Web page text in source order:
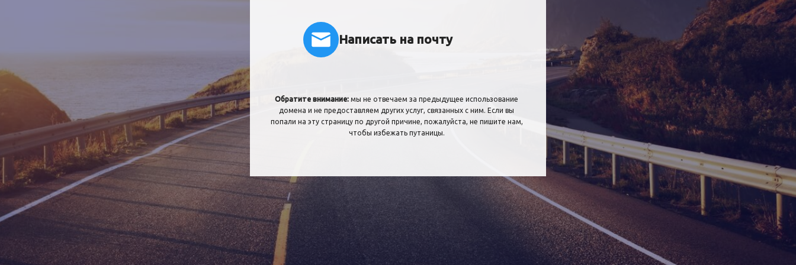
Написать на почту
Обратите внимание: мы не отвечаем за предыдущее использование
домена и не предоставляем других услуг, связанных с ним. Если вы
попали на эту страницу по другой причине, пожалуйста, не пишите нам,
чтобы избежать путаницы.